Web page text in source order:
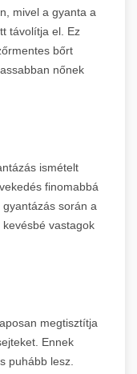
mivel a gyanta a
távolítja el. Ez
bőrt
nőnek
ismételt
finomabbá
során a
vastagok
megtisztítja
Ennek
puhább lesz.